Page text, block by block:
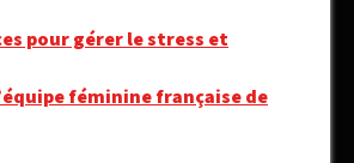
pour gérer le stress et
féminine française de